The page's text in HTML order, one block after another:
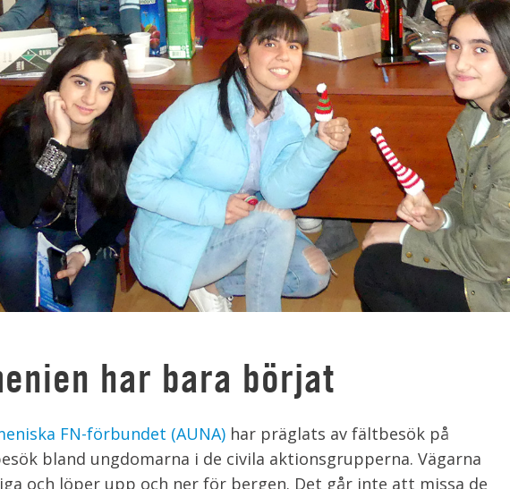
har bara börjat
FN-förbundet (AUNA) har präglats av fältbesök på
bland ungdomarna i de civila aktionsgrupperna. Vägarna
och löper upp och ner för bergen. Det går inte att missa de